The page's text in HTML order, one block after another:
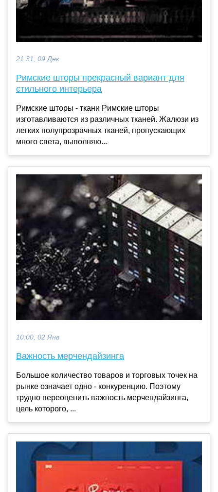
21:31, 09 Дек
Римские шторы прекрасный вариант для
стильного интерьера
Римские шторы - ткани Римские шторы
изготавливаются из различных тканей. Жалюзи из
легких полупрозрачных тканей, пропускающих
много света, выполняю...
10:00, 02 Янв
Важность мерчендайзинга
Большое количество товаров и торговых точек на
рынке означает одно - конкуренцию. Поэтому
трудно переоценить важность мерчендайзинга,
цель которого, ...